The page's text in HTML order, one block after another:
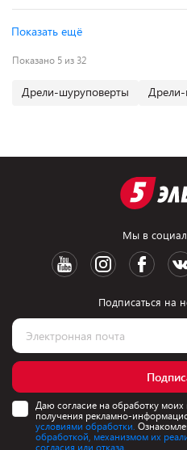
Показать ещё
Показано 5 из 32
Дрели-шуруповерты Дрели-
Мы в
Подписаться на
Даю согласие на обработку
получения рекламно-
условиями обработки.
обработкой, механизмом их
согласия или отказа.